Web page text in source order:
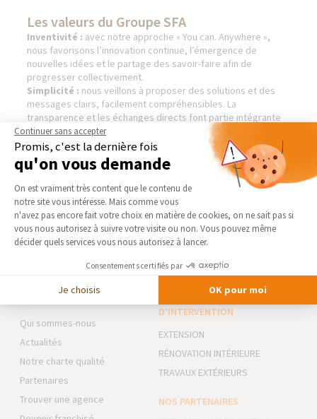
Les valeurs du Groupe SFA
Inventivité : avec notre approche « You can. Anywhere »,
nous favorisons l’innovation continue, l’émergence de
nouvelles idées et le partage des savoir-faire afin de
progresser collectivement.
Simplicité : nous veillons à proposer des solutions et des
messages clairs, facilement compréhensibles. La
transparence et les échanges directs font partie intégrante
de notre manière de fonctionner.
Confort :nous nous engageons à assurer le bien-être et la
sécurité de nos clients comme de nos collaborateurs, en
agissant avec transparence et responsabilité.
Bienveillance :nous plaçons l’humain au cœur de nos
priorités en soutenant un environnement de travail inclusif et
respectueux. Conscients de notre impact, nous agissons
également en faveur de la société et de l’environnement.
Visiter le site de notre partenaire : SFA — Sanitaire
Qui sommes-nous
Actualités
Notre charte qualité
Partenaires
Trouver une agence
D’INTERVENTION
EXTENSION
RÉNOVATION INTÉRIEURE
TRAVAUX EXTÉRIEURS
NOS PARTENAIRES
Continuer sans accepter
Promis, c'est la dernière fois
qu'on vous demande
Plateforme de Gestion du
On est vraiment très content que le contenu de
notre site vous intéresse. Mais comme vous
n'avez pas encore fait votre choix en matière de cookies, on ne sait pas si
vous nous autorisez à suivre votre visite ou non. Vous pouvez même
décider quels services vous nous autorisez à lancer.
Consentements certifiés par
Je choisis OK pour moi
Axeptio consent